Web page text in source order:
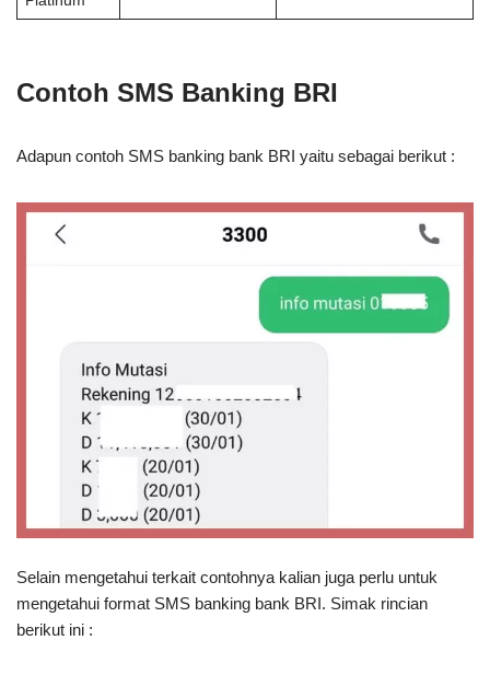
Contoh SMS Banking BRI
Adapun contoh SMS banking bank BRI yaitu sebagai berikut :
Selain mengetahui terkait contohnya kalian juga perlu untuk
mengetahui format SMS banking bank BRI. Simak rincian
berikut ini :